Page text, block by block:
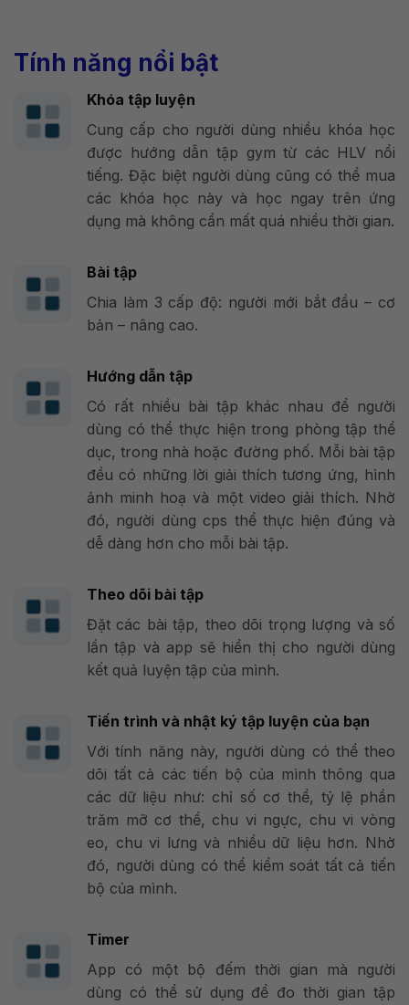
Tính năng nổi bật
Khóa tập luyện
Cung cấp cho người dùng nhiều khóa học
được hướng dẫn tập gym từ các HLV nổi
tiếng. Đặc biệt người dùng cũng có thể mua
các khóa học này và học ngay trên ứng
dụng mà không cần mất quá nhiều thời gian.
Bài tập
Chia làm 3 cấp độ: người mới bắt đầu – cơ
bản – nâng cao.
Hướng dẫn tập
Có rất nhiều bài tập khác nhau để người
dùng có thể thực hiện trong phòng tập thể
dục, trong nhà hoặc đường phố. Mỗi bài tập
đều có những lời giải thích tương ứng, hình
ảnh minh hoạ và một video giải thích. Nhờ
đó, người dùng cps thể thực hiện đúng và
dễ dàng hơn cho mỗi bài tập.
Theo dõi bài tập
Đặt các bài tập, theo dõi trọng lượng và số
lần tập và app sẽ hiển thị cho người dùng
kết quả luyện tập của mình.
Tiến trình và nhật ký tập luyện của bạn
Với tính năng này, người dùng có thể theo
dõi tất cả các tiến bộ của mình thông qua
các dữ liệu như: chỉ số cơ thể, tỷ lệ phần
trăm mỡ cơ thể, chu vi ngực, chu vi vòng
eo, chu vi lưng và nhiều dữ liệu hơn. Nhờ
đó, người dùng có thể kiểm soát tất cả tiến
bộ của mình.
Timer
App có một bộ đếm thời gian mà người
dùng có thể sử dụng để đo thời gian tập